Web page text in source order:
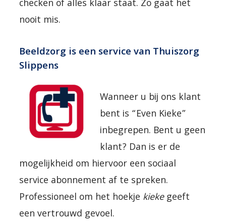
checken of alles klaar staat. Zo gaat het
nooit mis.
Beeldzorg is een service van Thuiszorg
Slippens
Wanneer u bij ons klant
bent is “Even Kieke”
inbegrepen. Bent u geen
klant? Dan is er de
mogelijkheid om hiervoor een sociaal
service abonnement af te spreken.
Professioneel om het hoekje kiekegeeft
een vertrouwd gevoel.